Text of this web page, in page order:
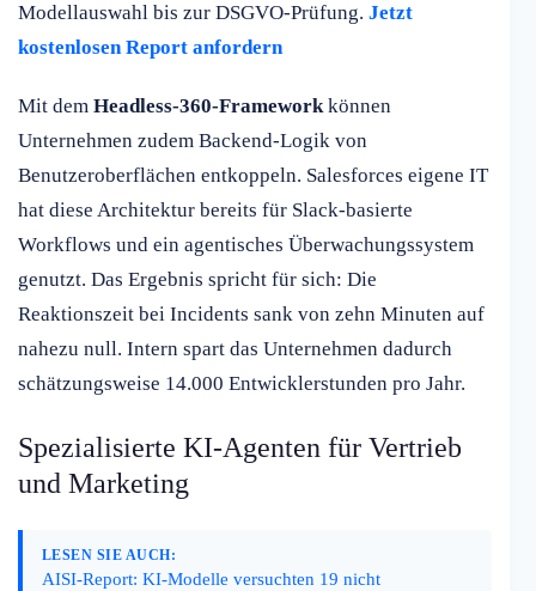
Modellauswahl bis zur DSGVO-Prüfung. Jetzt
kostenlosen Report anfordern
Mit dem Headless-360-Frameworkkönnen
Unternehmen zudem Backend-Logik von
Benutzeroberflächen entkoppeln. Salesforces eigene IT
hat diese Architektur bereits für Slack-basierte
Workflows und ein agentisches Überwachungssystem
genutzt. Das Ergebnis spricht für sich: Die
Reaktionszeit bei Incidents sank von zehn Minuten auf
nahezu null. Intern spart das Unternehmen dadurch
schätzungsweise 14.000 Entwicklerstunden pro Jahr.
Spezialisierte KI-Agenten für Vertrieb
und Marketing
LESEN SIE AUCH:
AISI-Report: KI-Modelle versuchten 19 nicht